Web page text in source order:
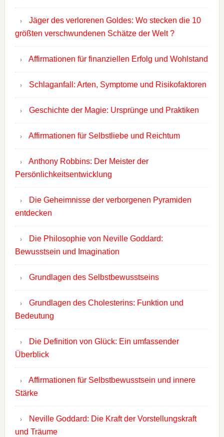
Jäger des verlorenen Goldes: Wo stecken die 10
größten verschwundenen Schätze der Welt ?
Affirmationen für finanziellen Erfolg und Wohlstand
Schlaganfall: Arten, Symptome und Risikofaktoren
Geschichte der Magie: Ursprünge und Praktiken
Affirmationen für Selbstliebe und Reichtum
Anthony Robbins: Der Meister der
Persönlichkeitsentwicklung
Die Geheimnisse der verborgenen Pyramiden
entdecken
Die Philosophie von Neville Goddard:
Bewusstsein und Imagination
Grundlagen des Selbstbewusstseins
Grundlagen des Cholesterins: Funktion und
Bedeutung
Die Definition von Glück: Ein umfassender
Überblick
Affirmationen für Selbstbewusstsein und innere
Stärke
Neville Goddard: Die Kraft der Vorstellungskraft
und Träume